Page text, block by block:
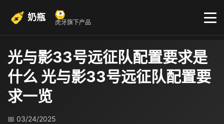
奶瓶 虎牙旗下产品
光与影33号远征队配置要求是
什么 光与影33号远征队配置要
求一览
📅 03/24/2025